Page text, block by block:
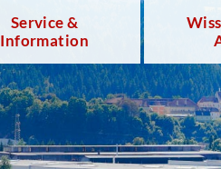
Service &
Information